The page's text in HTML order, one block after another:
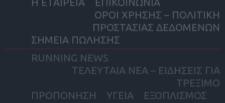
ΟΡΟΙ ΧΡΗΣΗΣ – ΠΟΛΙΤΙΚΗ
ΠΡΟΣΤΑΣΙΑΣ ΔΕΔΟΜΕΝΩΝ
ΣΗΜΕΙΑ ΠΩΛΗΣΗΣ
RUNNING NEWS
ΤΕΛΕΥΤΑΙΑ ΝΕΑ – ΕΙΔΗΣΕΙΣ ΓΙΑ
ΤΡΕΞΙΜΟ
ΠΡΟΠΟΝΗΣΗ
ΥΓΕΙΑ
ΕΞΟΠΛΙΣΜΟΣ